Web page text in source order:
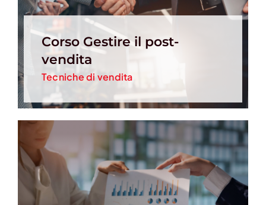
Corso Gestire il post-
vendita
Tecniche di vendita